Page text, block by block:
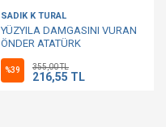
SADIK K TURAL
YÜZYILA DAMGASINI VURAN
ÖNDER ATATÜRK
%39 355,00 TL
216,55 TL